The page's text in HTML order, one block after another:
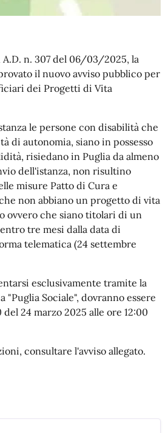
n. 307 del 06/03/2025, la
il nuovo avviso pubblico per
dei Progetti di Vita
le persone con disabilità che
di autonomia, siano in possesso
risiedano in Puglia da almeno
dell'istanza, non risultino
misure Patto di Cura e
non abbiano un progetto di vita
ovvero che siano titolari di un
tre mesi dalla data di
telematica (24 settembre
esclusivamente tramite la
"Puglia Sociale", dovranno essere
24 marzo 2025 alle ore 12:00
consultare l'avviso allegato.